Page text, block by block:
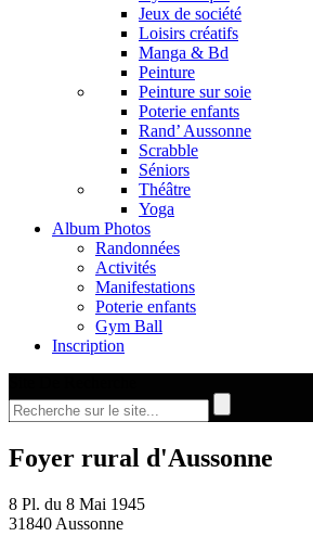
Jeux de société
Loisirs créatifs
Manga & Bd
Peinture
Peinture sur soie
Poterie enfants
Rand’ Aussonne
Scrabble
Séniors
Théâtre
Yoga
Album Photos
Randonnées
Activités
Manifestations
Poterie enfants
Gym Ball
Inscription
Foyer rural d'Aussonne
8 Pl. du 8 Mai 1945
31840 Aussonne